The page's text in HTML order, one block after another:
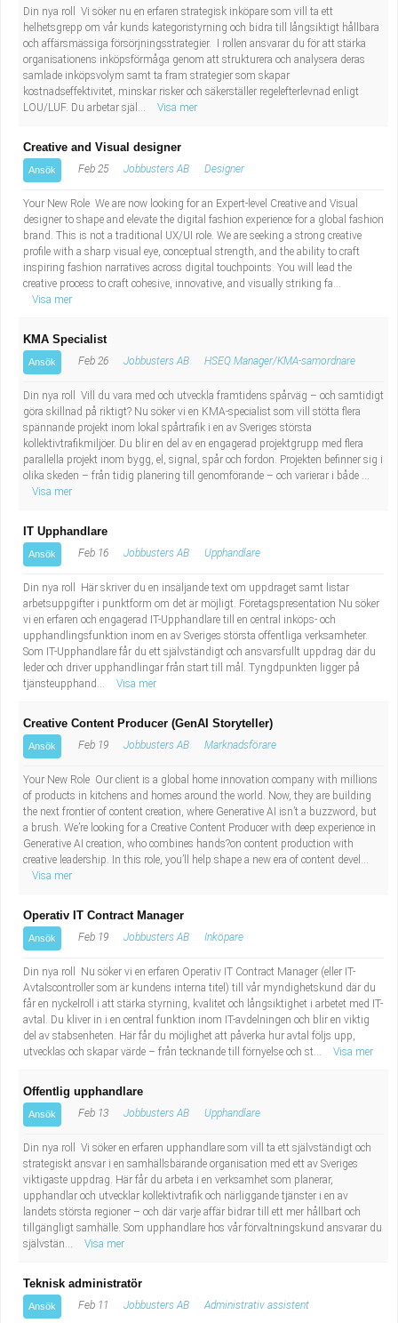
Din nya roll Vi söker nu en erfaren strategisk inköpare som vill ta ett
helhetsgrepp om vår kunds kategoristyrning och bidra till långsiktigt hållbara
och affärsmässiga försörjningsstrategier. I rollen ansvarar du för att stärka
organisationens inköpsförmåga genom att strukturera och analysera deras
samlade inköpsvolym samt ta fram strategier som skapar
kostnadseffektivitet, minskar risker och säkerställer regelefterlevnad enligt
LOU/LUF. Du arbetar själ...
Visa mer
Creative and Visual designer
Ansök Feb 25 Jobbusters AB Designer
Your New Role We are now looking for an Expert-level Creative and Visual
designer to shape and elevate the digital fashion experience for a global fashion
brand. This is not a traditional UX/UI role. We are seeking a strong creative
profile with a sharp visual eye, conceptual strength, and the ability to craft
inspiring fashion narratives across digital touchpoints. You will lead the
creative process to craft cohesive, innovative, and visually striking fa...
Visa mer
KMA Specialist
Ansök Feb 26 Jobbusters AB HSEQ Manager/KMA-samordnare
Din nya roll Vill du vara med och utveckla framtidens spårväg – och samtidigt
göra skillnad på riktigt? Nu söker vi en KMA-specialist som vill stötta flera
spännande projekt inom lokal spårtrafik i en av Sveriges största
kollektivtrafikmiljöer. Du blir en del av en engagerad projektgrupp med flera
parallella projekt inom bygg, el, signal, spår och fordon. Projekten befinner sig i
olika skeden – från tidig planering till genomförande – och varierar i både ...
Visa mer
IT Upphandlare
Ansök Feb 16 Jobbusters AB Upphandlare
Din nya roll Här skriver du en insäljande text om uppdraget samt listar
arbetsuppgifter i punktform om det är möjligt. Företagspresentation Nu söker
vi en erfaren och engagerad IT-Upphandlare till en central inköps- och
upphandlingsfunktion inom en av Sveriges största offentliga verksamheter.
Som IT-Upphandlare får du ett självständigt och ansvarsfullt uppdrag där du
leder och driver upphandlingar från start till mål. Tyngdpunkten ligger på
tjänsteupphand...
Visa mer
Creative Content Producer (GenAI Storyteller)
Ansök Feb 19 Jobbusters AB Marknadsförare
Your New Role Our client is a global home innovation company with millions
of products in kitchens and homes around the world. Now, they are building
the next frontier of content creation, where Generative AI isn’t a buzzword, but
a brush. We’re looking for a Creative Content Producer with deep experience in
Generative AI creation, who combines hands?on content production with
creative leadership. In this role, you’ll help shape a new era of content devel...
Visa mer
Operativ IT Contract Manager
Ansök Feb 19 Jobbusters AB Inköpare
Din nya roll Nu söker vi en erfaren Operativ IT Contract Manager (eller IT-
Avtalscontroller som är kundens interna titel) till vår myndighetskund där du
får en nyckelroll i att stärka styrning, kvalitet och långsiktighet i arbetet med IT-
avtal. Du kliver in i en central funktion inom IT-avdelningen och blir en viktig
del av stabsenheten. Här får du möjlighet att påverka hur avtal följs upp,
utvecklas och skapar värde – från tecknande till förnyelse och st...
Visa mer
Offentlig upphandlare
Ansök Feb 13 Jobbusters AB Upphandlare
Din nya roll Vi söker en erfaren upphandlare som vill ta ett självständigt och
strategiskt ansvar i en samhällsbärande organisation med ett av Sveriges
viktigaste uppdrag. Här får du arbeta i en verksamhet som planerar,
upphandlar och utvecklar kollektivtrafik och närliggande tjänster i en av
landets största regioner – och där varje affär bidrar till ett mer hållbart och
tillgängligt samhälle. Som upphandlare hos vår förvaltningskund ansvarar du
självstän...
Visa mer
Teknisk administratör
Ansök Feb 11 Jobbusters AB Administrativ assistent